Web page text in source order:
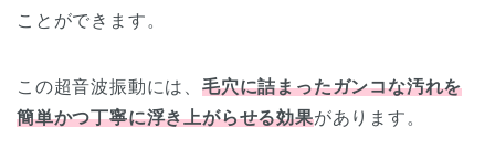
ことができます。
この超音波振動には、 毛穴に詰まったガンコな汚れを
簡単かつ丁寧に浮き上がらせる効果があります。